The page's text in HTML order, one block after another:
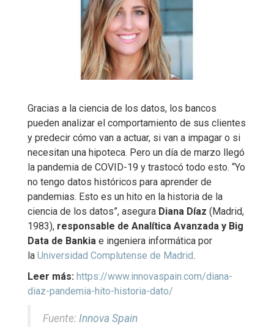
Gracias a la ciencia de los datos, los bancos
pueden analizar el comportamiento de sus clientes
y predecir cómo van a actuar, si van a impagar o si
necesitan una hipoteca. Pero un día de marzo llegó
la pandemia de COVID-19 y trastocó todo esto. “Yo
no tengo datos históricos para aprender de
pandemias. Esto es un hito en la historia de la
ciencia de los datos”, asegura Diana Díaz (Madrid,
1983), responsable de Analítica Avanzada y Big
Data de Bankia e ingeniera informática por
la Universidad Complutense de Madrid.
Leer más: https://www.innovaspain.com/diana-
diaz-pandemia-hito-historia-dato/
Fuente: Innova Spain